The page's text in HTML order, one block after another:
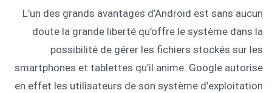
L’un des grands avantages d’Android est sans aucun
doute la grande liberté qu’offre le système dans la
possibilité de gérer les fichiers stockés sur les
smartphones et tablettes qu’il anime. Google autorise
en effet les utilisateurs de son système d’exploitation